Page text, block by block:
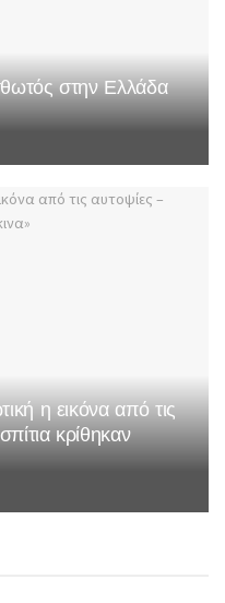
στην Ελλάδα
η εικόνα από τις
κρίθηκαν